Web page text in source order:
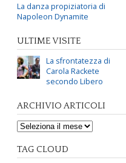
La danza propiziatoria di
Napoleon Dynamite
ULTIME VISITE
La sfrontatezza di
Carola Rackete
secondo Libero
ARCHIVIO ARTICOLI
TAG CLOUD